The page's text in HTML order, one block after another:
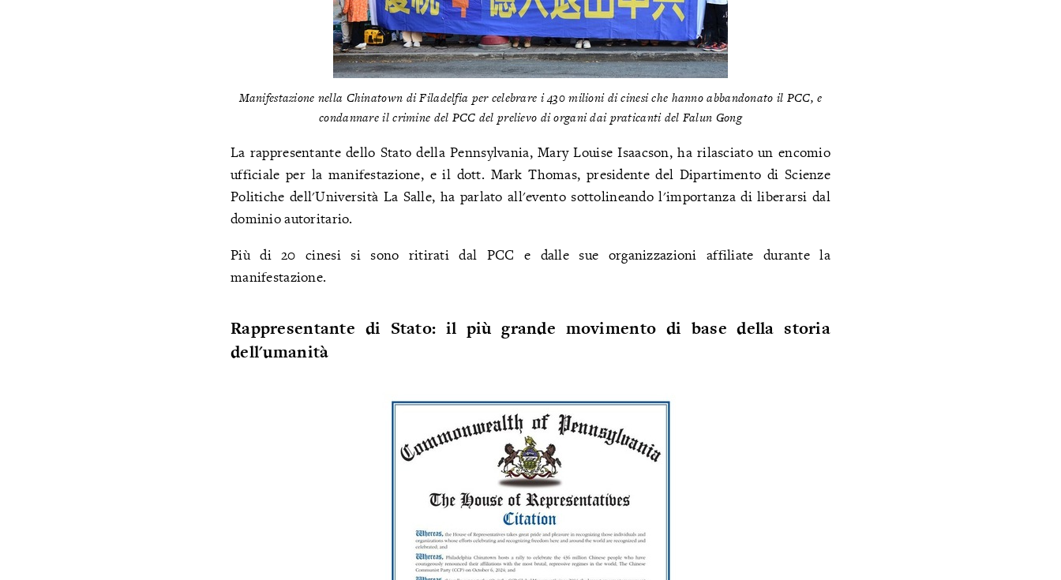
Manifestazione nella Chinatown di Filadelfia per celebrare i 430 milioni di cinesi che hanno abbandonato il PCC, e
condannare il crimine del PCC del prelievo di organi dai praticanti del Falun Gong
La rappresentante dello Stato della Pennsylvania, Mary Louise Isaacson, ha rilasciato un encomio
ufficiale per la manifestazione, e il dott. Mark Thomas, presidente del Dipartimento di Scienze
Politiche dell'Università La Salle, ha parlato all'evento sottolineando l'importanza di liberarsi dal
dominio autoritario.
Più di 20 cinesi si sono ritirati dal PCC e dalle sue organizzazioni affiliate durante la
manifestazione.
Rappresentante di Stato: il più grande movimento di base della storia
dell'umanità